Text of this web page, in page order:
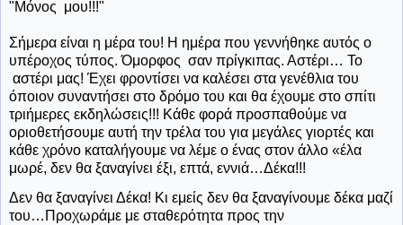
"Μόνος μου!!!"
Σήμερα είναι η μέρα του! Η ημέρα που γεννήθηκε αυτός ο
υπέροχος τύπος. Όμορφος σαν πρίγκιπας. Αστέρι… Το
αστέρι μας! Έχει φροντίσει να καλέσει στα γενέθλια του
όποιον συναντήσει στο δρόμο του και θα έχουμε στο σπίτι
τριήμερες εκδηλώσεις!!! Κάθε φορά προσπαθούμε να
οριοθετήσουμε αυτή την τρέλα του για μεγάλες γιορτές και
κάθε χρόνο καταλήγουμε να λέμε ο ένας στον άλλο «έλα
μωρέ, δεν θα ξαναγίνει έξι, επτά, εννιά…Δέκα!!!
Δεν θα ξαναγίνει Δέκα! Κι εμείς δεν θα ξαναγίνουμε δέκα μαζί
του…Προχωράμε με σταθερότητα προς την